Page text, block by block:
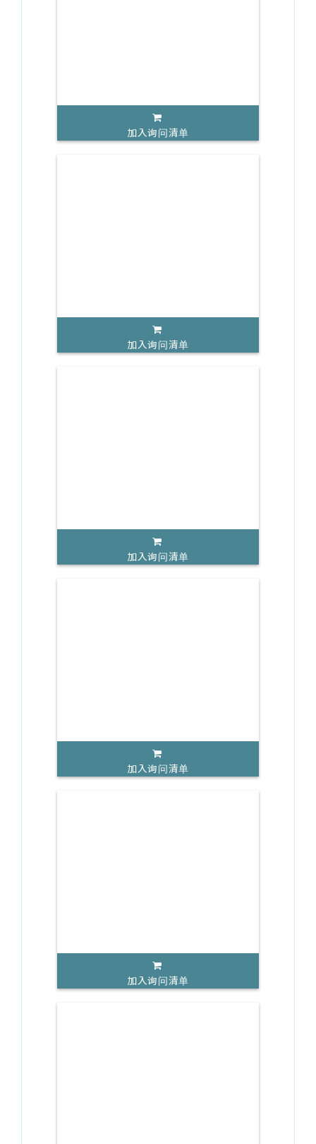
加入询问清单
加入询问清单
加入询问清单
加入询问清单
加入询问清单